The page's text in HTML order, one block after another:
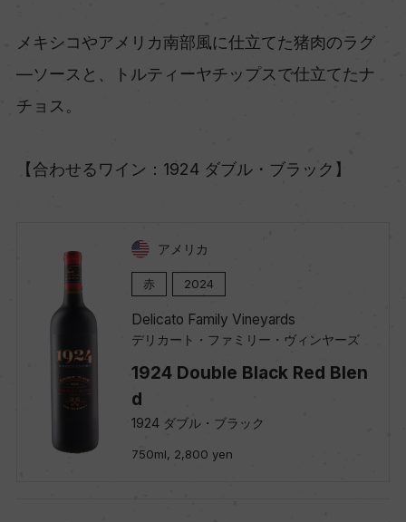
メキシコやアメリカ南部風に仕立てた猪肉のラグ
―ソースと、トルティーヤチップスで仕立てたナ
チョス。
【合わせるワイン：1924 ダブル・ブラック】
アメリカ
赤 2024
Delicato Family Vineyards
デリカート・ファミリー・ヴィンヤーズ
1924 Double Black Red Blen
d
1924 ダブル・ブラック
750ml, 2,800 yen